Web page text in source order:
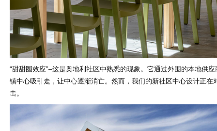
“甜甜圈效应”–这是奥地利社区中熟悉的现象。它通过外围的本地供
镇中心吸引走，让中心逐渐消亡。然而，我们的新社区中心设计正在
击。